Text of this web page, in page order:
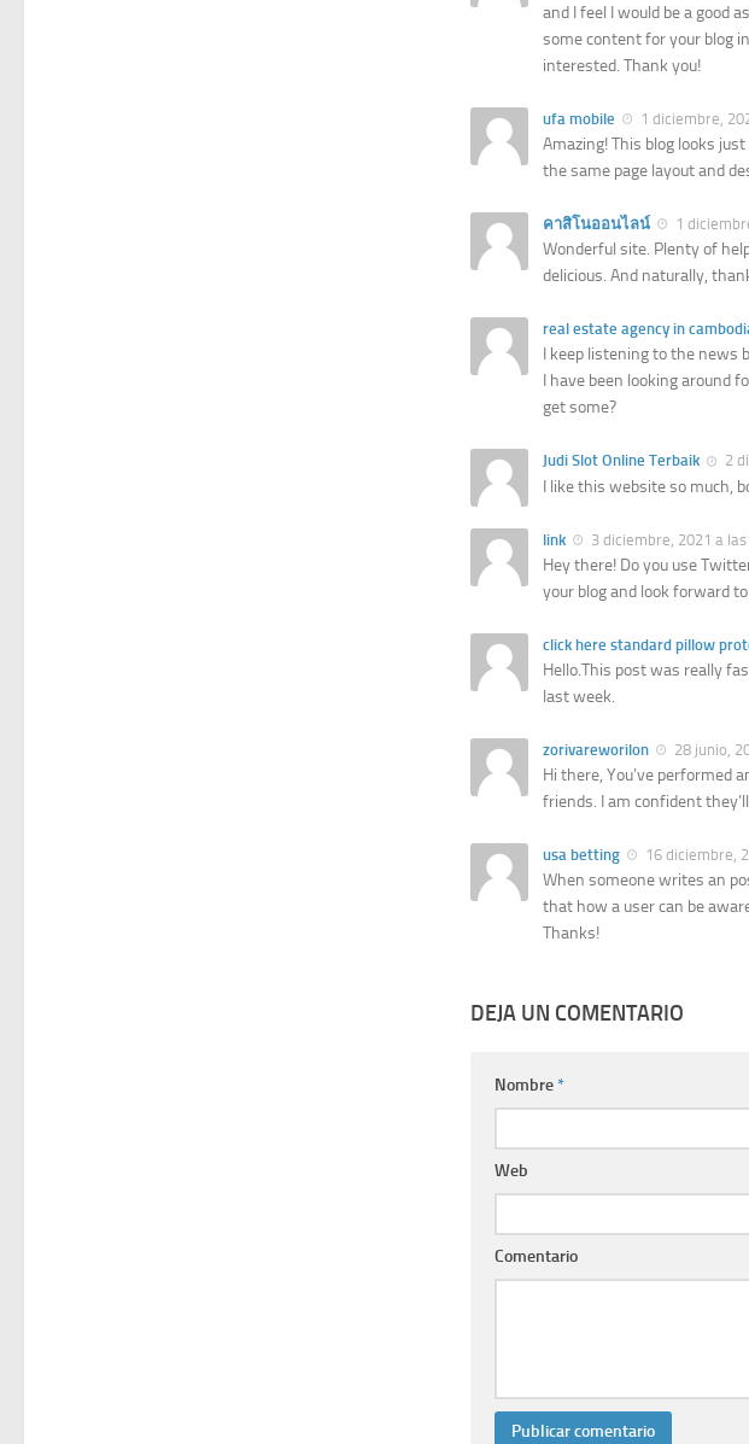
and I feel I would be a good
some content for your blog
interested. Thank you!
ufa mobile 1 diciembre,
Amazing! This blog looks
the same page layout and
คาสิโนออนไลน์ 1
Wonderful site. Plenty of
delicious. And naturally,
real estate agency in
I keep listening to the news
I have been looking around
get some?
Judi Slot Online Terbaik 2
I like this website so much,
link 3 diciembre, 2021 a
Hey there! Do you use
your blog and look forward
click here standard pillow
Hello.This post was really
last week.
zorivareworilon 28 junio,
Hi there, You’ve performed
friends. I am confident
usa betting 16 diciembre,
When someone writes an
that how a user can be
Thanks!
DEJA UN COMENTARIO
Nombre*
Web
Comentario